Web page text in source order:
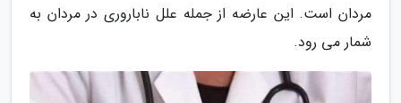
مردان است. این عارضه از جمله علل ناباروری در مردان به
شمار می رود.